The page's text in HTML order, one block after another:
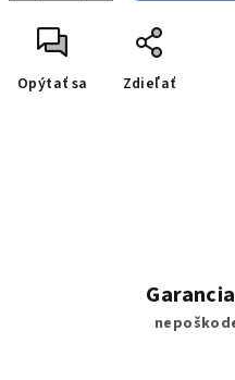
Opýtať sa Zdieľať